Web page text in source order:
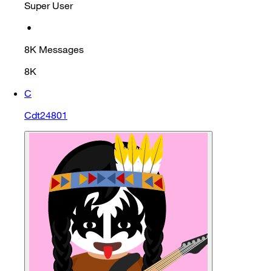
Super User
•
8K Messages
8K
C
Cdt24801